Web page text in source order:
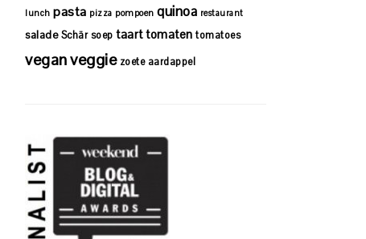
lunch pasta pizza pompoen quinoa restaurant
salade Schär soep taarttomaten tomatoes
veganveggie zoete aardappel